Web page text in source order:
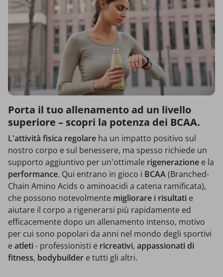
Porta il tuo allenamento ad un livello
superiore – scopri la potenza dei BCAA.
L'attività fisica regolare ha un impatto positivo sul
nostro corpo e sul benessere, ma spesso richiede un
supporto aggiuntivo per un'ottimale rigenerazione e la
performance. Qui entrano in gioco i BCAA(Branched-
Chain Amino Acids o aminoacidi a catena ramificata),
che possono notevolmente migliorare i risultati e
aiutare il corpo a rigenerarsi più rapidamente ed
efficacemente dopo un allenamento intenso, motivo
per cui sono popolari da anni nel mondo degli sportivi
e atleti- professionisti e ricreativi, appassionati di
fitness, bodybuilder e tutti gli altri.